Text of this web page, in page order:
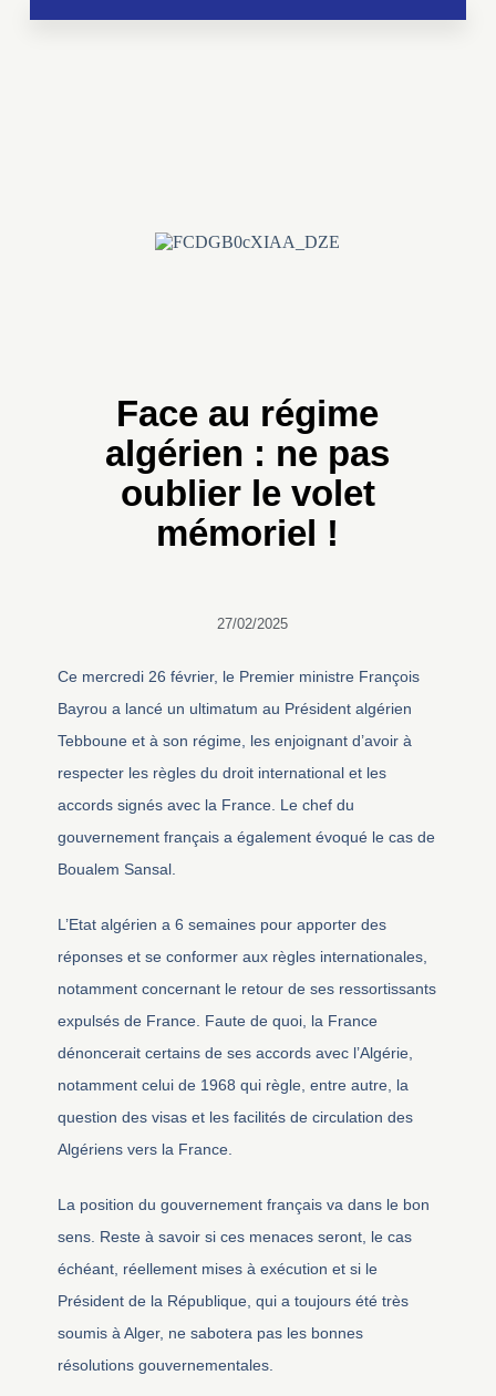
Face au régime
algérien : ne pas
oublier le volet
mémoriel !
27/02/2025
Ce mercredi 26 février, le Premier ministre François
Bayrou a lancé un ultimatum au Président algérien
Tebboune et à son régime, les enjoignant d’avoir à
respecter les règles du droit international et les
accords signés avec la France. Le chef du
gouvernement français a également évoqué le cas de
Boualem Sansal.
L’Etat algérien a 6 semaines pour apporter des
réponses et se conformer aux règles internationales,
notamment concernant le retour de ses ressortissants
expulsés de France. Faute de quoi, la France
dénoncerait certains de ses accords avec l’Algérie,
notamment celui de 1968 qui règle, entre autre, la
question des visas et les facilités de circulation des
Algériens vers la France.
La position du gouvernement français va dans le bon
sens. Reste à savoir si ces menaces seront, le cas
échéant, réellement mises à exécution et si le
Président de la République, qui a toujours été très
soumis à Alger, ne sabotera pas les bonnes
résolutions gouvernementales.